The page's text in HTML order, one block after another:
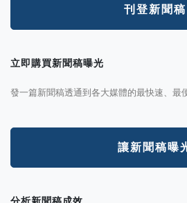
刊登新聞稿
立即購買新聞稿曝光
發一篇新聞稿透通到各大媒體的最快速、最
讓新聞稿曝